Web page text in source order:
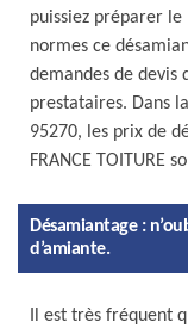
puissiez préparer
normes ce
demandes de devis
prestataires. Dans
95270, les prix de
FRANCE TOITURE
Désamiantage :
d’amiante.
Il est très fréquent